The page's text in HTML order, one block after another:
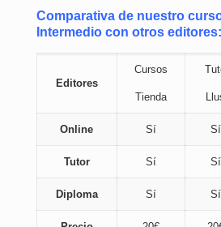
Comparativa de nuestro
Intermedio con otros editores:
Editores
Cursos
Tienda
Online Sí Sí
Tutor Sí Sí
Diploma Sí Sí